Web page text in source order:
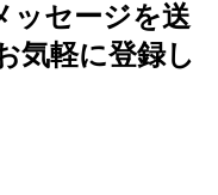
ッセージを送
気軽に登録し